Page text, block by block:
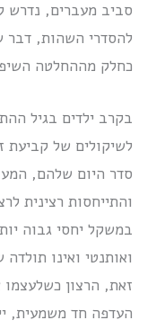
סביב מעברים, נדרש
להסדרי השהות, דבר
כחלק מההחלטה
בקרב ילדים בגיל
לשיקולים של קביעת
סדר היום שלהם,
והתייחסות רצינית
במשקל יחסי גבוה
ואותנטי ואינו
זאת, הרצון כשלעצמו
העדפה חד משמעית,